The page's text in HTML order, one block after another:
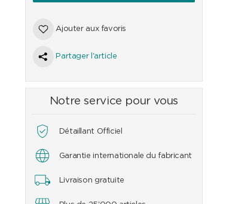
Ajouter aux favoris
Partager l'article
Notre service pour vous
Détaillant Officiel
Garantie internationale du fabricant
Livraison gratuite